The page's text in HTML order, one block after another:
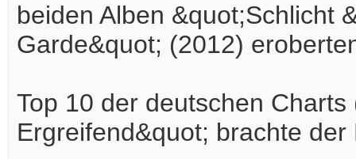
beiden Alben &quot;Schlicht
Garde&quot; (2012)
Top 10 der deutschen
Ergreifend&quot; brachte